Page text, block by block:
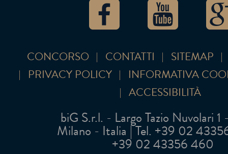
CONCORSO CONTATTI
SITEMAP
PRIVACY POLICY
INFORMATIVA
ACCESSIBILITÀ
biG S.r.l. - Largo Tazio Nuvolari
Milano - Italia | Tel. +39 02 43356
+39 02 43356 460